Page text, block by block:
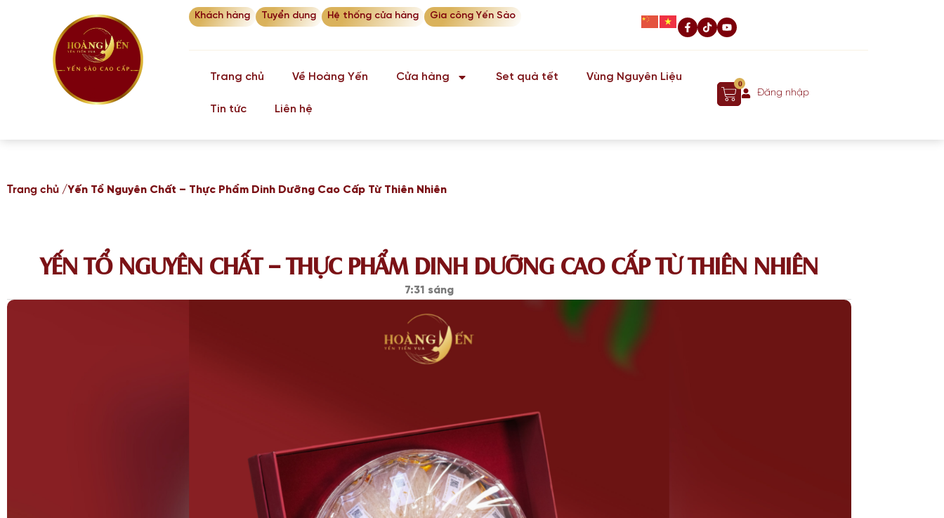
Khách hàng Tuyển dụng Hệ thống cửa hàng Gia công Yến Sào
Trang chủ Về Hoàng Yến Cửa hàng Set quà tết Vùng Nguyên Liệu
Tin tức Liên hệ
0
Đăng nhập
Trang chủ /Yến Tổ Nguyên Chất – Thực Phẩm Dinh Dưỡng Cao Cấp Từ Thiên Nhiên
YẾN TỔ NGUYÊN CHẤT – THỰC PHẨM DINH DƯỠNG CAO CẤP TỪ THIÊN NHIÊN
7:31 sáng